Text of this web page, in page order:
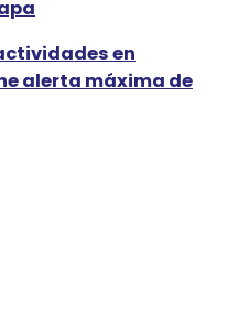
en
alerta máxima de